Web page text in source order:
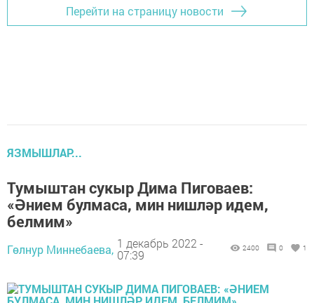
Перейти на страницу новости
ЯЗМЫШЛАР...
Тумыштан сукыр Дима Пиговаев:
«Әнием булмаса, мин нишләр идем,
белмим»
Гөлнур Миннебаева, 1 декабрь 2022 -
07:39
2400 0 1